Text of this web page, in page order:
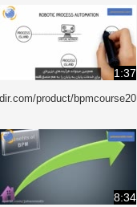
1:37
product/bpmcourse20/
8:34